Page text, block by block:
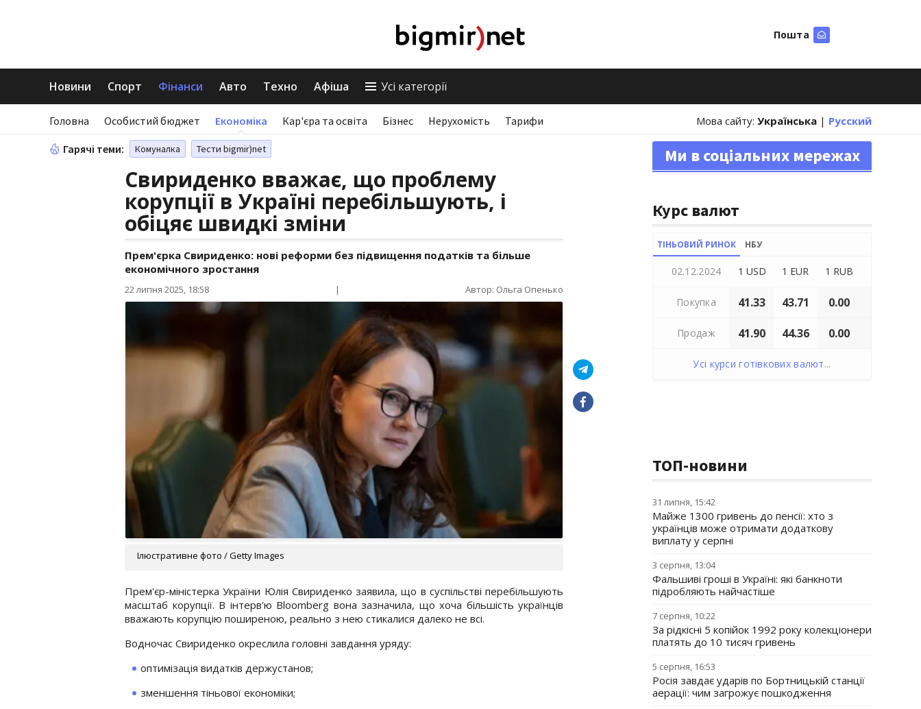
Пошта
Новини Спорт Фінанси Авто Техно Афіша Усі категорії
Головна Особистий бюджет Економіка Кар'єра та освіта Бізнес Нерухомість Тарифи Мова сайту: Українська | Русский
Гарячі теми: Комуналка Тести bigmir)net
Свириденко вважає, що проблему
корупції в Україні перебільшують, і
обіцяє швидкі зміни
Прем'єрка Свириденко: нові реформи без підвищення податків та більше
економічного зростання
22 липня 2025, 18:58 | Автор: Ольга Опенько
Ілюстративне фото / Getty Images
Прем'єр-міністерка України Юлія Свириденко заявила, що в суспільстві перебільшують
масштаб корупції. В інтерв'ю Bloomberg вона зазначила, що хоча більшість українців
вважають корупцію поширеною, реально з нею стикалися далеко не всі.
Водночас Свириденко окреслила головні завдання уряду:
оптимізація видатків держустанов;
зменшення тіньової економіки;
Ми в соціальних мережах
Курс валют
ТІНЬОВИЙ РИНОК НБУ
02.12.2024 1 USD 1 EUR 1 RUB
Покупка 41.33 43.71 0.00
Продаж 41.90 44.36 0.00
Усі курси готівкових валют...
ТОП-новини
31 липня, 15:42
Майже 1300 гривень до пенсії: хто з
українців може отримати додаткову
виплату у серпні
3 серпня, 13:04
Фальшиві гроші в Україні: які банкноти
підробляють найчастіше
7 серпня, 10:22
За рідкісні 5 копійок 1992 року колекціонери
платять до 10 тисяч гривень
5 серпня, 16:53
Росія завдає ударів по Бортницькій станції
аерації: чим загрожує пошкодження